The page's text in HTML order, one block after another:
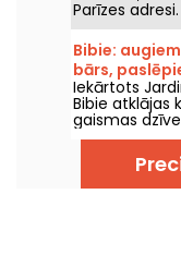
Parīzes
bistro, kas ir
virtuvi,
pagrabu,
rajonā.
Bibie:
bārs,
kvartālā
Iekārtots
Bibie atklājas
gaismas
Starp
zaļu terasi šī
patvērumu